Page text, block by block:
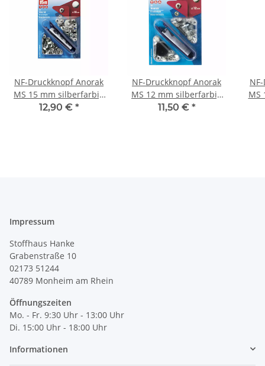
NF-Druckknopf Anorak
MS 15 mm silberfarbig
390301
12,90 € *
NF-Druckknopf Anorak
MS 12 mm silberfarbig
390330
11,50 € *
MS
Impressum
Stoffhaus Hanke
Grabenstraße 10
02173 51244
40789 Monheim am Rhein
Öffnungszeiten
Mo. - Fr. 9:30 Uhr - 13:00 Uhr
Di. 15:00 Uhr - 18:00 Uhr
Informationen